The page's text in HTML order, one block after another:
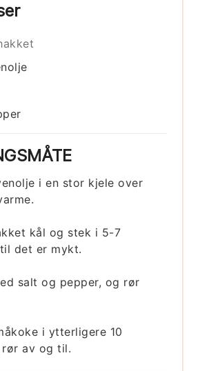
i en stor kjele over
kål og stek i 5-7
det er mykt.
salt og pepper, og rør
i ytterligere 10
rør av og til.